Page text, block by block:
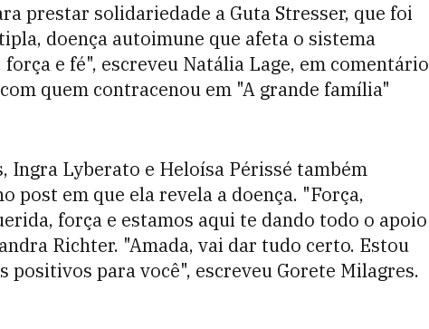
prestar solidariedade a Guta Stresser, que foi
doença autoimune que afeta o sistema
e fé", escreveu Natália Lage, em comentário
quem contracenou em "A grande família"
Ingra Lyberato e Heloísa Périssé também
post em que ela revela a doença. "Força,
força e estamos aqui te dando todo o apoio
Richter. "Amada, vai dar tudo certo. Estou
positivos para você", escreveu Gorete Milagres.